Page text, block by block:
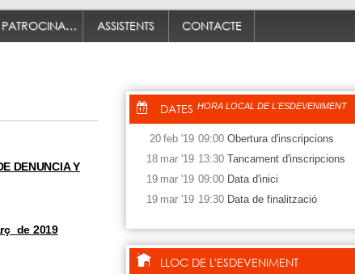
PATROCINADORS ASSISTENTS CONTACTE
DENUNCIA Y
de 2019
DATES HORA LOCAL DE L'ESDEVENIMENT
20 feb '19 09:00 Obertura d'inscripcions
18 mar '19 13:30 Tancament d'inscripcions
19 mar '19 09:00 Data d'inici
19 mar '19 19:30 Data de finalització
LLOC DE L'ESDEVENIMENT